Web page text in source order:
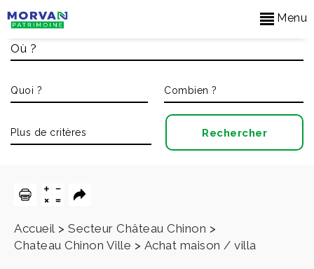
Menu
Accueil > Secteur Château Chinon >
Chateau Chinon Ville > Achat maison / villa